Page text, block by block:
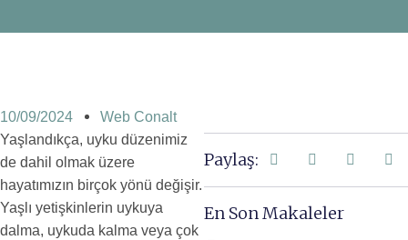
10/09/2024
Web Conalt
Yaşlandıkça, uyku düzenimiz
de dahil olmak üzere
hayatımızın birçok yönü değişir.
Yaşlı yetişkinlerin uykuya
dalma, uykuda kalma veya çok
Paylaş:
En Son Makaleler